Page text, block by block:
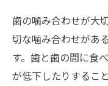
歯の噛み合わせが大
切な噛み合わせがあ
す。歯と歯の間に食
が低下したりするこ